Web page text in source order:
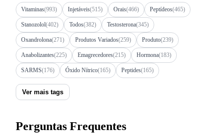
Vitaminas(993) Injetáveis(515) Orais(466) Peptídeos(465)
Stanozolol(402) Todos(382) Testosterona(345)
Oxandrolona(271) Produtos Variados(259) Produto(239)
Anabolizantes(225) Emagrecedores(215) Hormona(183)
SARMS(176) Óxido Nítrico(165) Peptides(165)
Ver mais tags
Perguntas Frequentes